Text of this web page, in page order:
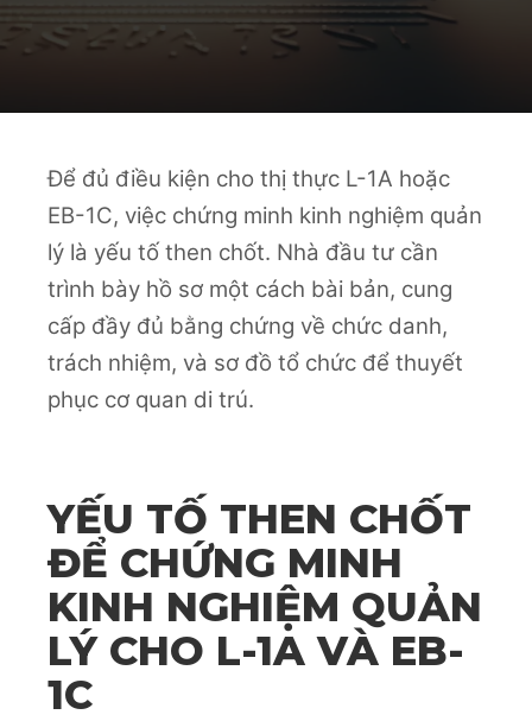
Để đủ điều kiện cho thị thực L-1A hoặc
EB-1C, việc chứng minh kinh nghiệm quản
lý là yếu tố then chốt. Nhà đầu tư cần
trình bày hồ sơ một cách bài bản, cung
cấp đầy đủ bằng chứng về chức danh,
trách nhiệm, và sơ đồ tổ chức để thuyết
phục cơ quan di trú.
YẾU TỐ THEN CHỐT
ĐỂ CHỨNG MINH
KINH NGHIỆM QUẢN
LÝ CHO L-1A VÀ EB-
1C